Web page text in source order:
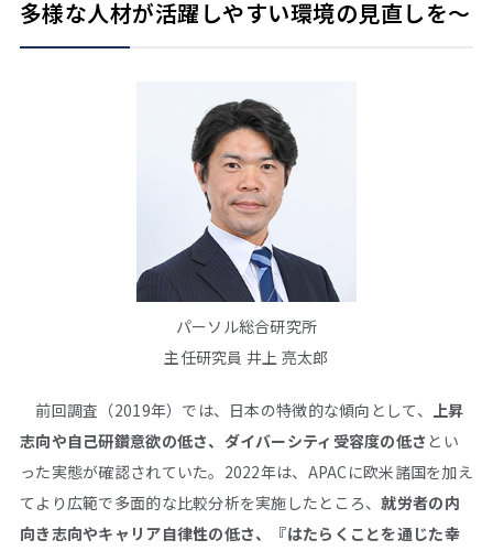
多様な人材が活躍しやすい環境の見直しを～
パーソル総合研究所
主任研究員 井上 亮太郎
前回調査（2019年）では、日本の特徴的な傾向として、
上昇
志向や自己研鑽意欲の低さ、ダイバーシティ受容度の低さ とい
った実態が確認されていた。2022年は、APACに欧米諸国を加え
てより広範で多面的な比較分析を実施したところ、就労者の内
向き志向やキャリア自律性の低さ、『はたらくことを通じた幸